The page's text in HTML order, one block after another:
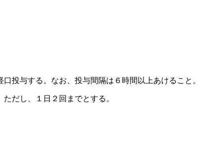
投与する。なお、投与間隔は６時間以上あけること。
だし、１日２回までとする。